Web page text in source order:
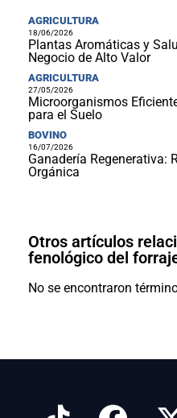
AGRICULTURA
18/06/2026
Plantas Aromáticas y
Negocio de Alto Valor
AGRICULTURA
27/05/2026
Microorganismos
para el Suelo
BOVINO
16/07/2026
Ganadería Regenerativa:
Orgánica
Otros artículos
fenológico del
No se encontraron